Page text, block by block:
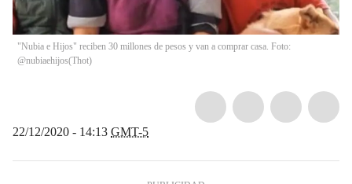
"Nubia e Hijos" reciben 30 millones de pesos y van a comprar casa. Foto:
@nubiaehijos(Thot)
22/12/2020 - 14:13 GMT-5